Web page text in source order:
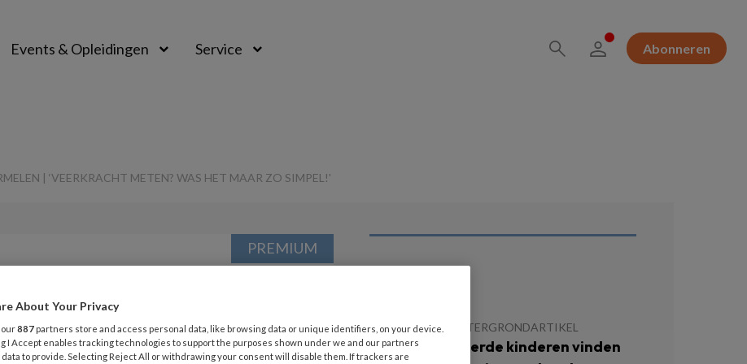
Events & Opleidingen Service Abonneren
| ‘VEERKRACHT METEN? WAS HET MAAR ZO SIMPEL!'
Laura van
PREMIUM
5 MEI 2026 ACHTERGRONDARTIKEL
Getraumatiseerde kinderen vinden
About Your Privacy
887 partners store and access personal data, like browsing data or unique identifiers, on your device.
I Accept enables tracking technologies to support the purposes shown under we and our partners
data to provide. Selecting Reject All or withdrawing your consent will disable them. If trackers are